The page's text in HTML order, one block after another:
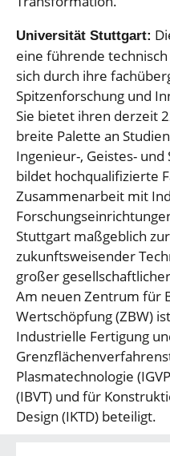
Universität Stuttgart:
eine führende
sich durch ihre
Spitzenforschung und
Sie bietet ihren derzeit
breite Palette an
Ingenieur-, Geistes-
bildet hochqualifizierte
Zusammenarbeit mit
Stuttgart maßgeblich
zukunftsweisender
großer
Am neuen Zentrum für
Wertschöpfung (ZBW)
Industrielle Fertigung
Plasmatechnologie
(IBVT) und für
Design (IKTD) beteiligt.